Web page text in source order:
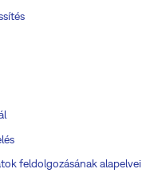
feldolgozásának alapelvei